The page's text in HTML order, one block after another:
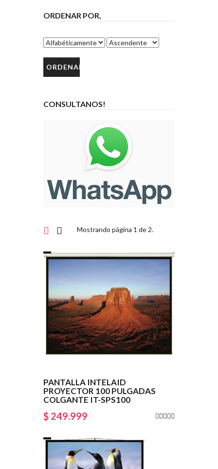
ORDENAR POR,
CONSULTANOS!
Mostrando página 1 de 2.
PANTALLA INTELAID
PROYECTOR 100 PULGADAS
COLGANTE IT-SPS100
$ 249.999